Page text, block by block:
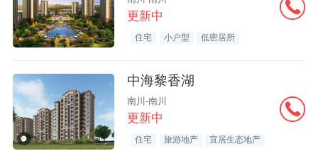
更新中
住宅 小户型 低密居所
中海黎香湖
南川-南川
更新中
住宅 旅游地产 宜居生态地产